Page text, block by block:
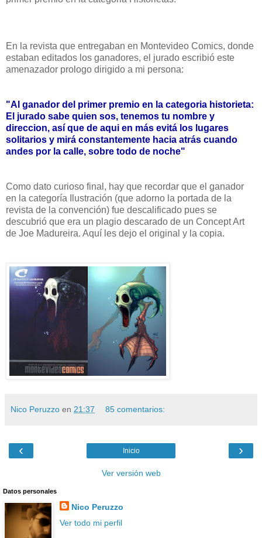
En la revista que entregaban en Montevideo Comics, donde
estaban editados los ganadores, el jurado escribió este
amenazador prologo dirigido a mi persona:
"Al ganador del primer premio en la categoria historieta:
El jurado sabe quien sos, tenemos tu nombre y
direccion, así que de aqui en más evitá los lugares
solitarios y mirá constantemente hacia atrás cuando
andes por la calle, sobre todo de noche"
Como dato curioso final, hay que recordar que el ganador
en la categoría Ilustración (que adorno la portada de la
revista de la convención) fue descalificado pues se
descubrió que era un plagio descarado de un Concept Art
de Joe Madureira. Aquí les dejo el original y la copia.
Nico Peruzzo en 21:37 85 comentarios:
‹ ›
Inicio
Ver versión web
Datos personales
Nico Peruzzo
Ver todo mi perfil